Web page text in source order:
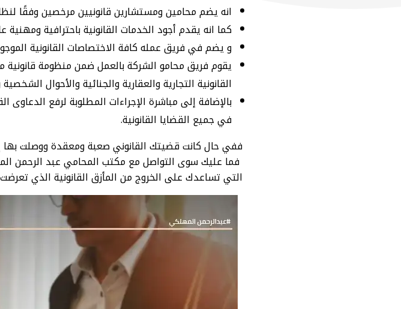
انه يضم محامين ومستشارين قانونيين مرخصين وفقًا
كما انه يقدم أجود الخدمات القانونية باحترافية ومهنية
و يضم في فريق عمله كافة الاختصاصات القانونية
يقوم فريق محامو الشركة بالعمل ضمن منظومة قانونية
القانونية التجارية والعقارية والجنائية والأحوال
بالإضافة إلى مباشرة الإجراءات المطلوبة لرفع
في جميع القضايا القانونية.
ففي حال كانت قضيتك القانوني صعبة ومعقدة ووصلت
فما عليك سوى التواصل مع مكتب المحامي عبد الرحمن
التي تساعدك على الخروج من المأزق القانونية الذي تعرضت